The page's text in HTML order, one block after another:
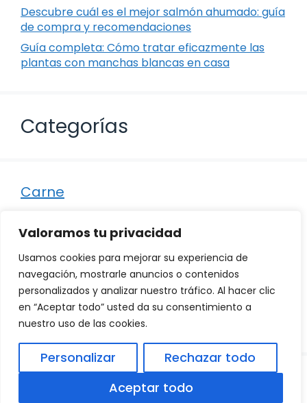
Valoramos tu privacidad
Usamos cookies para mejorar su experiencia de
navegación, mostrarle anuncios o contenidos
personalizados y analizar nuestro tráfico. Al hacer clic
en “Aceptar todo” usted da su consentimiento a
nuestro uso de las cookies.
Personalizar
Rechazar todo
Aceptar todo
Descubre cuál es el mejor salmón ahumado: guía
de compra y recomendaciones
Guía completa: Cómo tratar eficazmente las
plantas con manchas blancas en casa
Categorías
Carne
Otro
Pescado
Recetas
Política de Privacidad Aviso Legal|
Política de Cookies